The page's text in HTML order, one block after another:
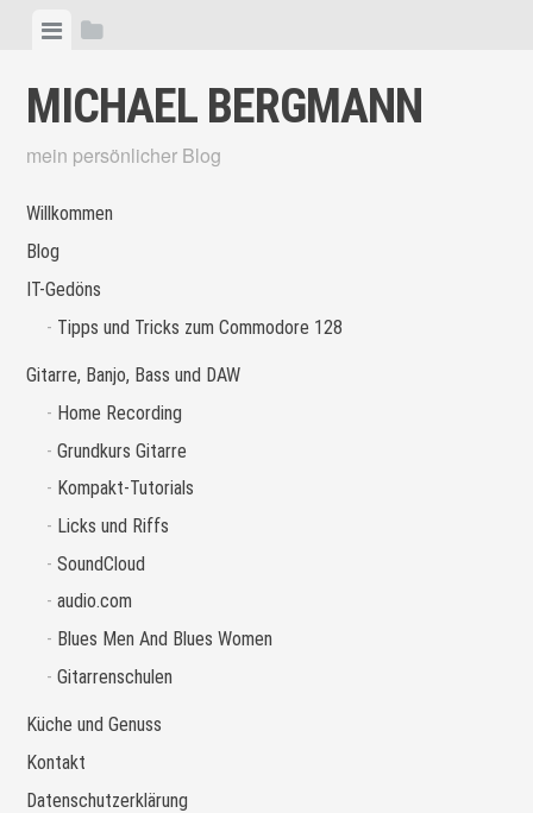
Skip
content
ViewView
MICHAEL BERGMANN
mein persönlicher Blog
Willkommen
Blog
IT-Gedöns
Tipps und Tricks zum Commodore 128
Gitarre, Banjo, Bass und DAW
Home Recording
Grundkurs Gitarre
Kompakt-Tutorials
Licks und Riffs
SoundCloud
audio.com
Blues Men And Blues Women
Gitarrenschulen
Küche und Genuss
Kontakt
Datenschutzerklärung